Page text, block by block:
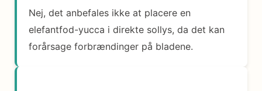
Nej, det anbefales ikke at placere en
elefantfod-yucca i direkte sollys, da det kan
forårsage forbrændinger på bladene.